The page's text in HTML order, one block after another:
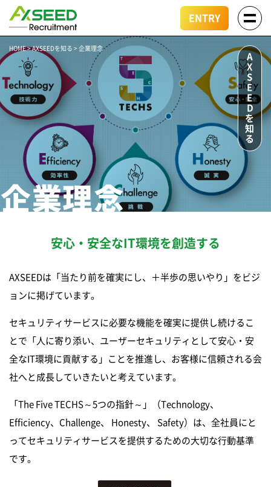
ENTRY
AXSEEDを知る
HOME>AXSEEDを知る > 企業理念
安心・安全なIT環境を創造する
AXSEEDは「当たり前を確実にし、＋半歩の思いやり」をビジ
ョンに掲げています。
セキュリティサービスに必要な機能を確実に提供し続けるこ
とで 「人に寄り添い、ユーザーセキュリティとして安心・安
全なIT環境に貢献する」ことを推進し、 お客様に信頼される会
社へと成長していきたいと考えています。
「The Five TECHS～5つの指針～」（Technology、
Efficiency、Challenge、 Honesty、 Safety）は、 全社員にと
ってセキュリティサービスを提供するための大切な行動基準
です。